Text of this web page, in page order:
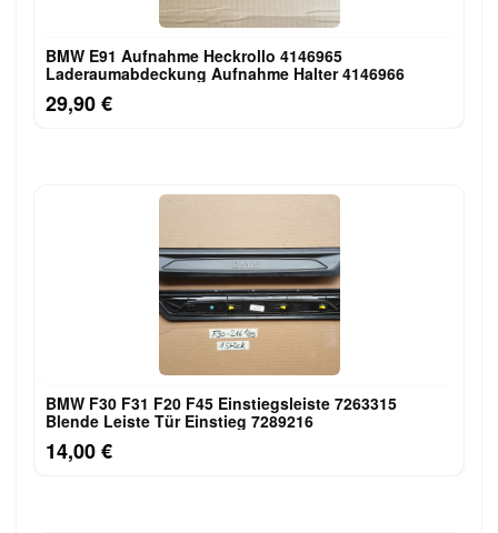
BMW E91 Aufnahme Heckrollo 4146965
Laderaumabdeckung Aufnahme Halter 4146966
29,90 €
BMW F30 F31 F20 F45 Einstiegsleiste 7263315
Blende Leiste Tür Einstieg 7289216
14,00 €